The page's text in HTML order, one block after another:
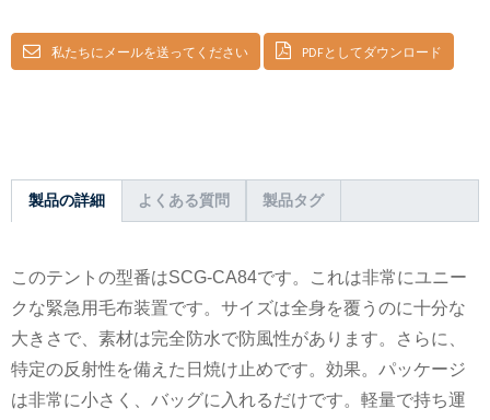
私たちにメールを送ってください PDFとしてダウンロード
製品の詳細 よくある質問 製品タグ
このテントの型番はSCG-CA84です。これは非常にユニー
クな緊急用毛布装置です。サイズは全身を覆うのに十分な
大きさで、素材は完全防水で防風性があります。さらに、
特定の反射性を備えた日焼け止めです。効果。パッケージ
は非常に小さく、バッグに入れるだけです。軽量で持ち運